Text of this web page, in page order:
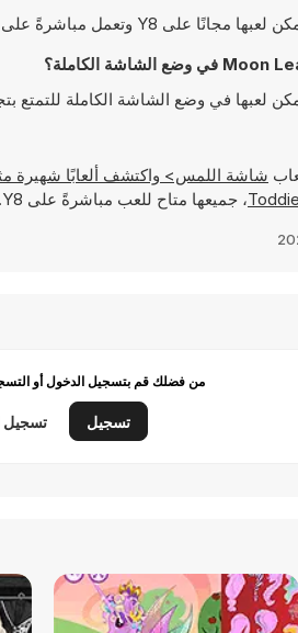
شاشة اللمس> واكتشف ألعابًا شهيرة مثل
، جميعها متاح للعب مباشرةً على Y8.
من فضلك قم بتسجيل الدخول أو
تسجيل تسجيل